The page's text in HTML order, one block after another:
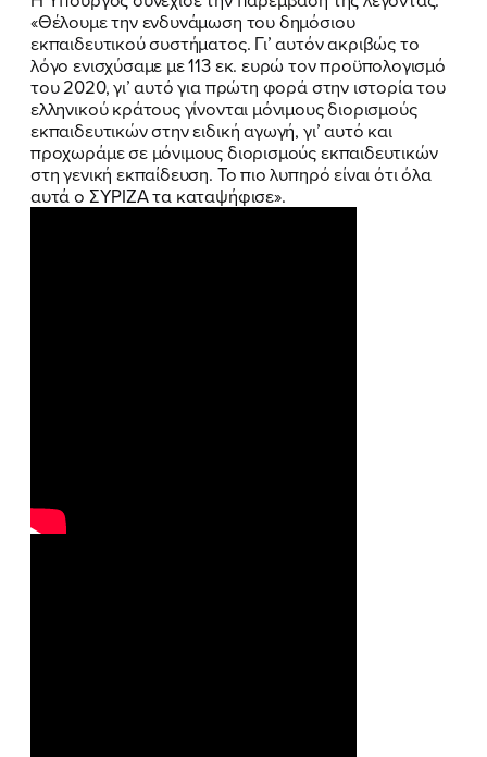
«Θέλουμε την ενδυνάμωση του δημόσιου
εκπαιδευτικού συστήματος. Γι’ αυτόν ακριβώς το
λόγο ενισχύσαμε με 113 εκ. ευρώ τον προϋπολογισμό
του 2020, γι’ αυτό για πρώτη φορά στην ιστορία του
ελληνικού κράτους γίνονται μόνιμους διορισμούς
εκπαιδευτικών στην ειδική αγωγή, γι’ αυτό και
προχωράμε σε μόνιμους διορισμούς εκπαιδευτικών
στη γενική εκπαίδευση. Το πιο λυπηρό είναι ότι όλα
αυτά ο ΣΥΡΙΖΑ τα καταψήφισε».